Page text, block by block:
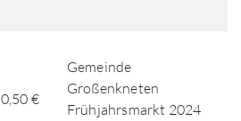
0,50 €
Gemeinde
Großenkneten
Frühjahrsmarkt 2024